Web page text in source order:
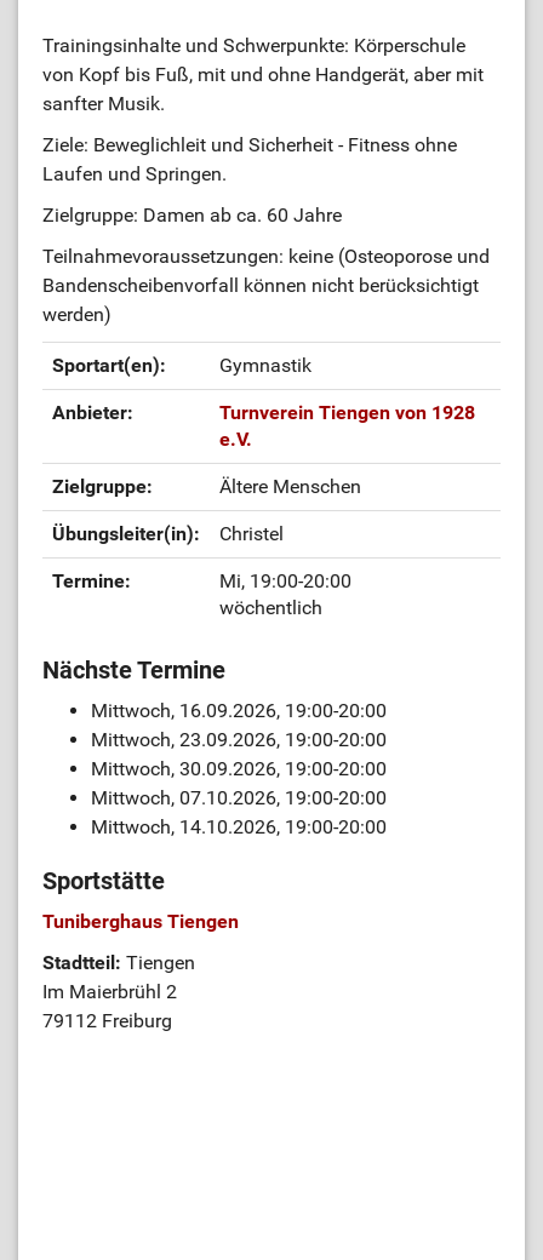
Trainingsinhalte und Schwerpunkte: Körperschule
von Kopf bis Fuß, mit und ohne Handgerät, aber mit
sanfter Musik.
Ziele: Beweglichleit und Sicherheit - Fitness ohne
Laufen und Springen.
Zielgruppe: Damen ab ca. 60 Jahre
Teilnahmevoraussetzungen: keine (Osteoporose und
Bandenscheibenvorfall können nicht berücksichtigt
werden)
Sportart(en): Gymnastik
Anbieter:
Turnverein Tiengen von 1928
e.V.
Zielgruppe: Ältere Menschen
Übungsleiter(in): Christel
Termine:
Mi, 19:00-20:00
wöchentlich
Nächste Termine
Mittwoch, 16.09.2026, 19:00-20:00
Mittwoch, 23.09.2026, 19:00-20:00
Mittwoch, 30.09.2026, 19:00-20:00
Mittwoch, 07.10.2026, 19:00-20:00
Mittwoch, 14.10.2026, 19:00-20:00
Sportstätte
Tuniberghaus Tiengen
Stadtteil: Tiengen
Im Maierbrühl 2
79112 Freiburg